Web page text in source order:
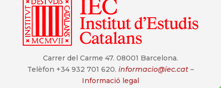
Carrer del Carme 47. 08001 Barcelona.
Telèfon +34 932 701 620. informacio@iec.cat–
Informació legal